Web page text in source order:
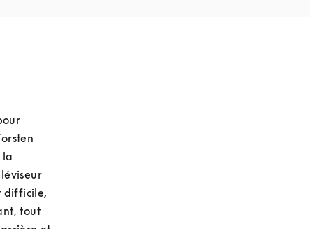
la
difficile,
tout